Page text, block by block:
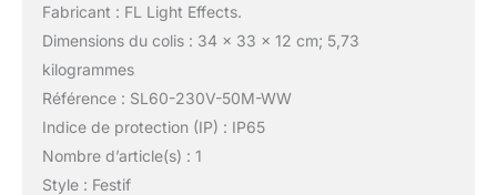
Fabricant : FL Light Effects.
Dimensions du colis : 34 x 33 x 12 cm; 5,73
kilogrammes
Référence : SL60-230V-50M-WW
Indice de protection (IP) : IP65
Nombre d’article(s) : 1
Style : Festif